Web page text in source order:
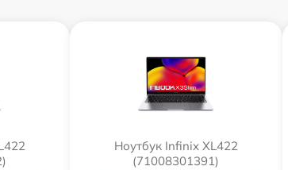
Ноутбук Infinix XL422
(71008301391)